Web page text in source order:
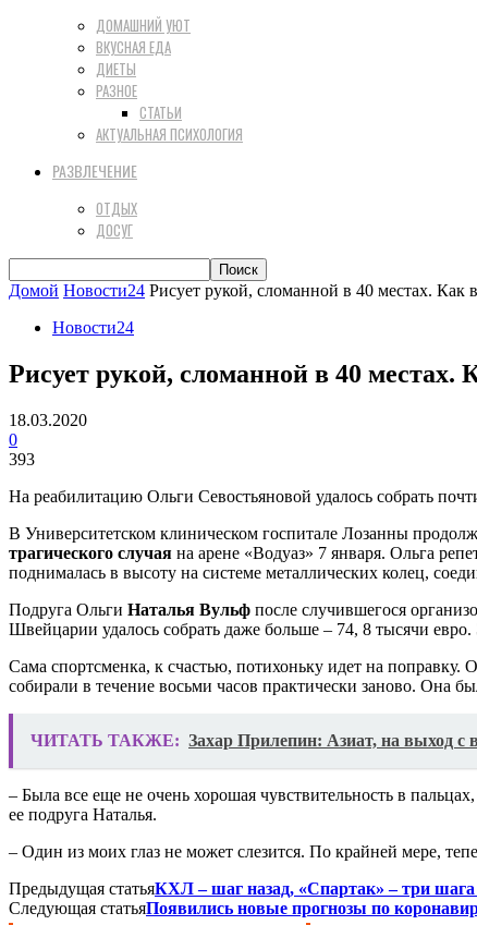
ДОМАШНИЙ УЮТ
ВКУСНАЯ ЕДА
ДИЕТЫ
РАЗНОЕ
СТАТЬИ
АКТУАЛЬНАЯ ПСИХОЛОГИЯ
РАЗВЛЕЧЕНИЕ
ОТДЫХ
ДОСУГ
Домой Новости24 Рисует рукой, сломанной в 40 местах. Как
Новости24
Рисует рукой, сломанной в 40 местах.
18.03.2020
0
393
На реабилитацию Ольги Севостьяновой удалось собрать
В Университетском клиническом госпитале Лозанны
трагического случая на арене «Водуаз» 7 января. Ольга
поднималась в высоту на системе металлических колец,
Подруга Ольги Наталья Вульф после случившегося
Швейцарии удалось собрать даже больше – 74, 8 тысячи
Сама спортсменка, к счастью, потихоньку идет на
собирали в течение восьми часов практически заново. Она
ЧИТАТЬ ТАКЖЕ: Захар Прилепин: Азиат, на выход с
– Была все еще не очень хорошая чувствительность в
ее подруга Наталья.
– Один из моих глаз не может слезится. По крайней мере,
Предыдущая статьяКХЛ – шаг назад, «Спартак» – три шага
Следующая статьяПоявились новые прогнозы по